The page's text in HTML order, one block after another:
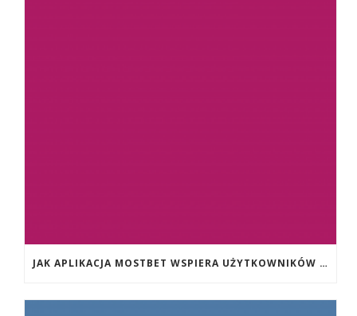
JAK APLIKACJA MOSTBET WSPIERA UŻYTKOWNIKÓW ANDROIDA?